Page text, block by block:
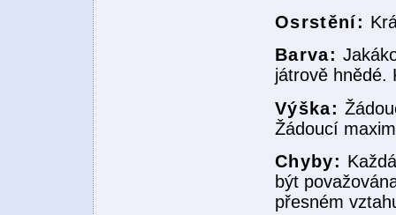
Osrstění:
Barva:
játrově hnědé.
Výška:
Žádoucí
Chyby:
být
přesném